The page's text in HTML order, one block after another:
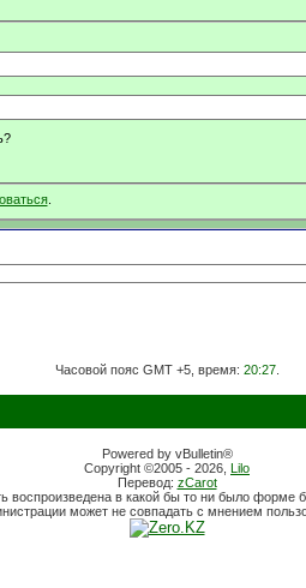
.
Часовой пояс GMT +5, время: 20:27.
Powered by vBulletin®
Copyright ©2005 - 2026, Lilo
Перевод: zCarot
воспроизведена в какой бы то ни было форме
может не совпадать с мнением